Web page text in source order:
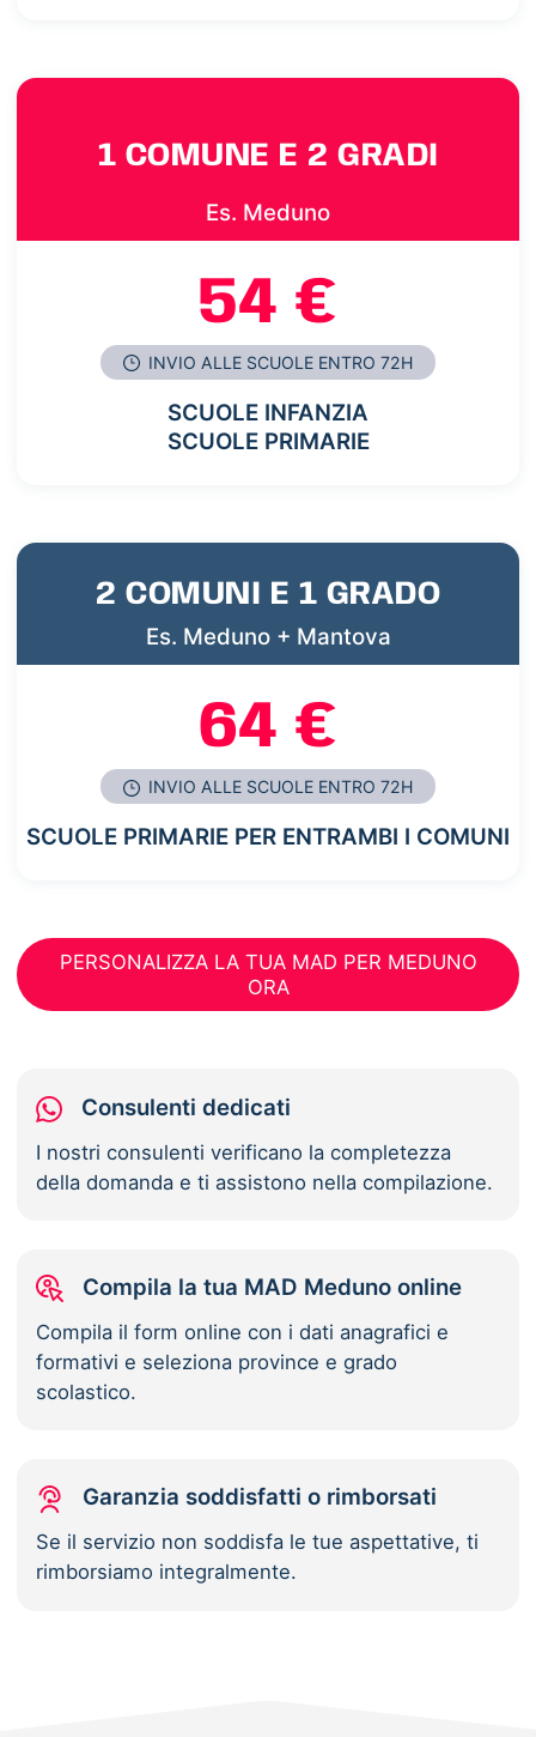
1 COMUNE E 2 GRADI
Es. Meduno
54 €
INVIO ALLE SCUOLE ENTRO 72H
SCUOLE INFANZIA
SCUOLE PRIMARIE
2 COMUNI E 1 GRADO
Es. Meduno + Mantova
64 €
INVIO ALLE SCUOLE ENTRO 72H
SCUOLE PRIMARIE PER ENTRAMBI I COMUNI
PERSONALIZZA LA TUA MAD PER MEDUNO
ORA
Consulenti dedicati
I nostri consulenti verificano la completezza
della domanda e ti assistono nella compilazione.
Compila la tua MAD Meduno online
Compila il form online con i dati anagrafici e
formativi e seleziona province e grado
scolastico.
Garanzia soddisfatti o rimborsati
Se il servizio non soddisfa le tue aspettative, ti
rimborsiamo integralmente.